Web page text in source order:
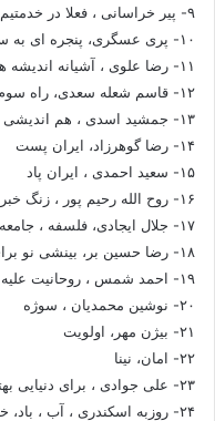
۹- پیر خراسانی ، فعلا در خدمتیم
۱۰- پری عسگری، پنجره ای به سوی آزادی
۱۱- رضا علوی ، آشیانه اندیشه ها
۱۲- قاسم شعله سعدی، راه سوم
۱۳- جمشید اسدی ، هم اندیشی
۱۴- رضا گوهرزاد، ایران پست
۱۵- سعید احمدی ، ایران پاد
۱۶- روح الله رحیم پور ، زنگ خبر
۱۷- جلال ایجادی، فلسفه ، جامعه شناسی ، سیاست
۱۸- رضا حسین بر، بینشی نو برای ایرانی نو
۱۹- احمد شمس ، روحانیت علیه روحانیت- عبور
۲۰- نوشین محمدیان ، سوژه
۲۱- بیژن مهر، اولویت
۲۲- امان، نینا
۲۳- علی جوادی ، برای دنیایی بهتر
۲۴- روزبه اسکندری ، آب ، باد، خاک